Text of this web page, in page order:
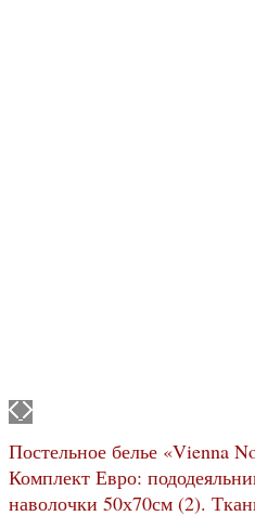
Постельное белье «Vienna
Комплект Евро:
наволочки 50х70см (2).